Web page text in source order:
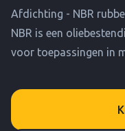
Afdichting - NBR
NBR is een
voor toepassingen in